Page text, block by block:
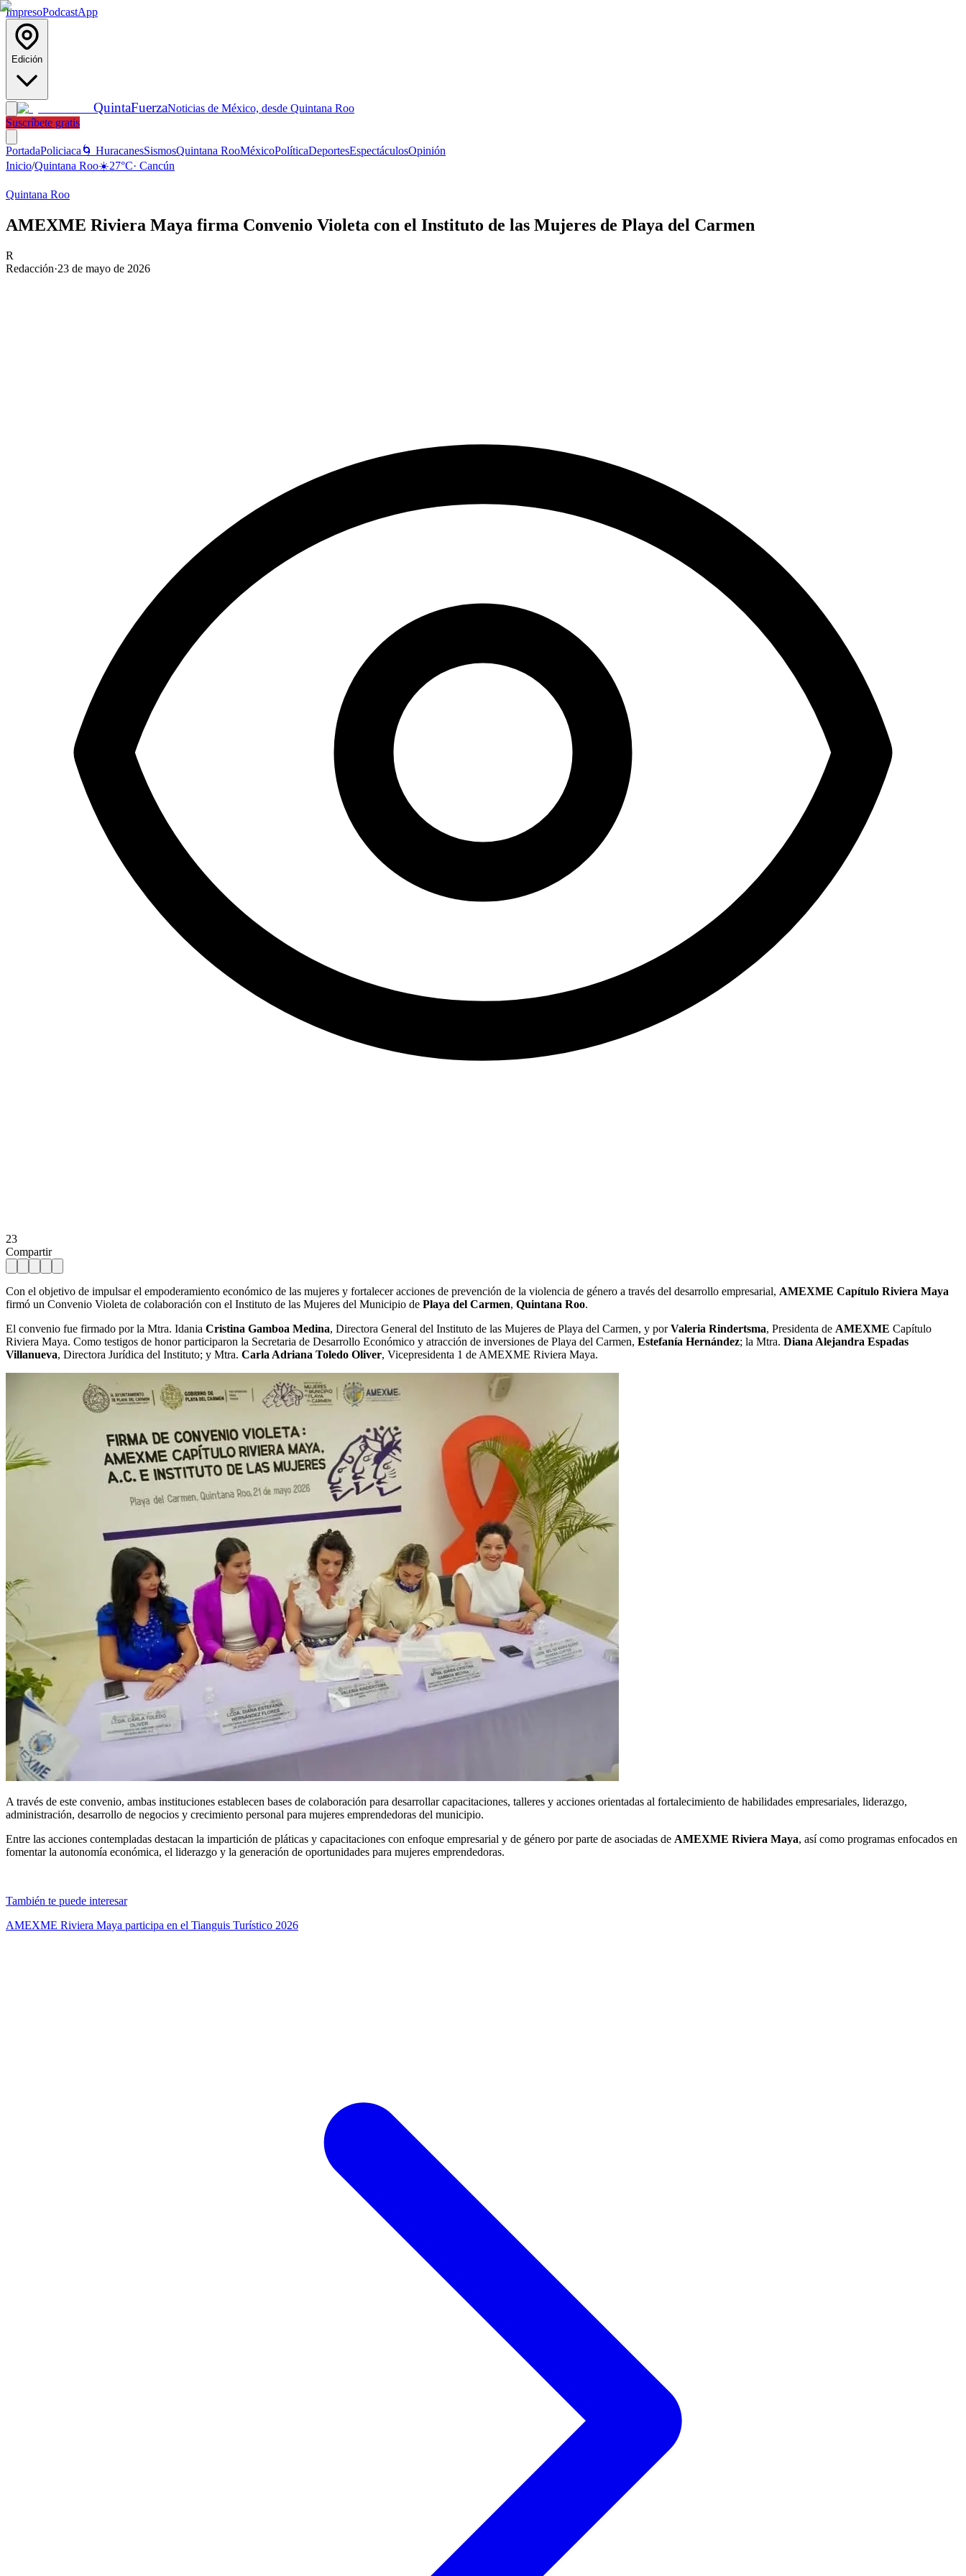
ImpresoPodcastApp
Edición
QuintaFuerzaNoticias de México, desde Quintana Roo
Suscríbete gratis
PortadaPoliciaca 🌀 HuracanesSismosQuintana RooMéxicoPolíticaDeportesEspectáculosOpinión
Inicio/Quintana Roo☀️27°C· Cancún
Quintana Roo
AMEXME Riviera Maya firma Convenio Violeta con el Instituto de las Mujeres de Playa del Carmen
R
Redacción·23 de mayo de 2026
23
Compartir
Con el objetivo de impulsar el empoderamiento económico de las mujeres y fortalecer acciones de prevención de la violencia de género a través del desarrollo empresarial, AMEXME Capítulo Riviera Maya
firmó un Convenio Violeta de colaboración con el Instituto de las Mujeres del Municipio de Playa del Carmen, Quintana Roo.
El convenio fue firmado por la Mtra. Idania Cristina Gamboa Medina, Directora General del Instituto de las Mujeres de Playa del Carmen, y porValeria Rindertsma, Presidenta de AMEXME Capítulo
Riviera Maya. Como testigos de honor participaron la Secretaria de Desarrollo Económico y atracción de inversiones de Playa del Carmen, Estefanía Hernández; la Mtra. Diana Alejandra Espadas
Villanueva, Directora Jurídica del Instituto; y Mtra. Carla Adriana Toledo Oliver, Vicepresidenta 1 de AMEXME Riviera Maya.
A través de este convenio, ambas instituciones establecen bases de colaboración para desarrollar capacitaciones, talleres y acciones orientadas al fortalecimiento de habilidades empresariales, liderazgo,
administración, desarrollo de negocios y crecimiento personal para mujeres emprendedoras del municipio.
Entre las acciones contempladas destacan la impartición de pláticas y capacitaciones con enfoque empresarial y de género por parte de asociadas de AMEXME Riviera Maya, así como programas enfocados en
fomentar la autonomía económica, el liderazgo y la generación de oportunidades para mujeres emprendedoras.
También te puede interesar
AMEXME Riviera Maya participa en el Tianguis Turístico 2026